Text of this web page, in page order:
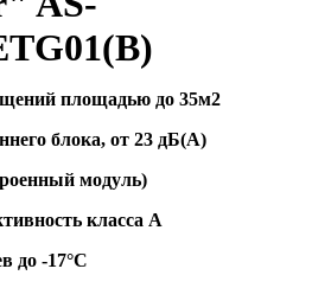
площадью до 35м2
блока, от 23 дБ(А)
модуль)
класса А
до -17°C